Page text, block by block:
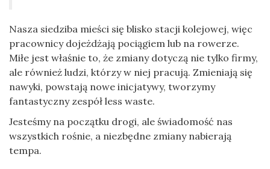
Nasza siedziba mieści się blisko stacji kolejowej, więc
pracownicy dojeżdżają pociągiem lub na rowerze.
Miłe jest właśnie to, że zmiany dotyczą nie tylko firmy,
ale również ludzi, którzy w niej pracują. Zmieniają się
nawyki, powstają nowe inicjatywy, tworzymy
fantastyczny zespół less waste.
Jesteśmy na początku drogi, ale świadomość nas
wszystkich rośnie, a niezbędne zmiany nabierają
tempa.